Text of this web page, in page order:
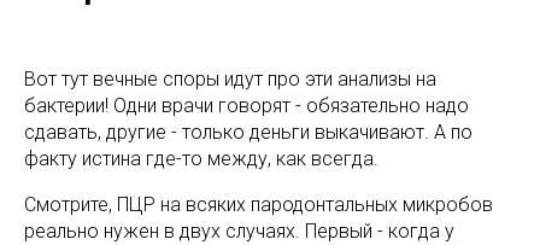
Вот тут вечные споры идут про эти анализы на
бактерии! Одни врачи говорят - обязательно надо
сдавать, другие - только деньги выкачивают. А по
факту истина где-то между, как всегда.
Смотрите, ПЦР на всяких пародонтальных микробов
реально нужен в двух случаях. Первый - когда у